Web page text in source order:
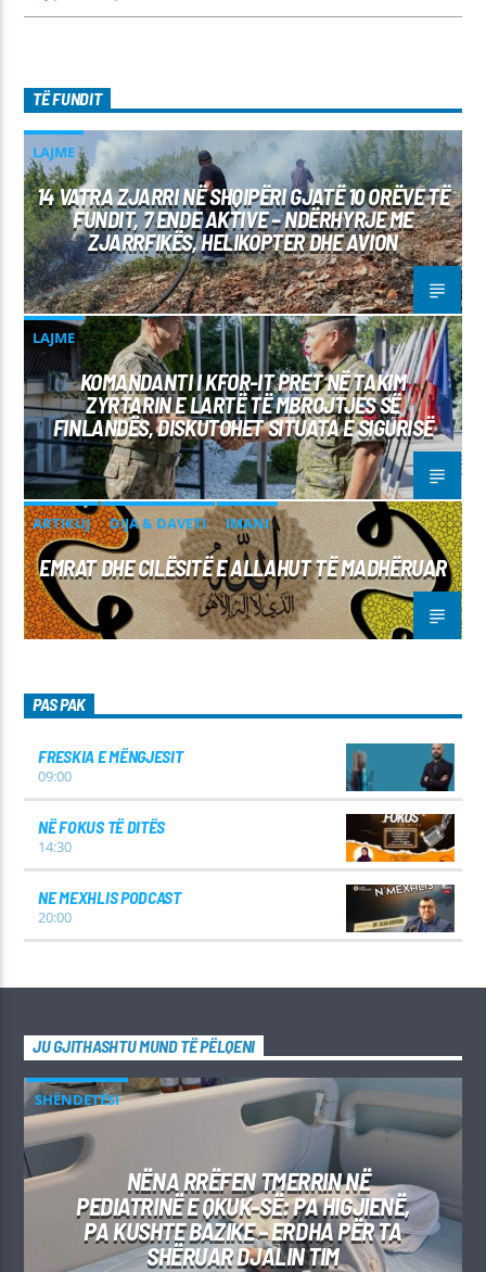
TË FUNDIT
LAJME
14 VATRA ZJARRI NË SHQIPËRI GJATË 10 ORËVE TË
FUNDIT, 7 ENDE AKTIVE – NDËRHYRJE ME
ZJARRFIKËS, HELIKOPTER DHE AVION
LAJME
KOMANDANTI I KFOR-IT PRET NË TAKIM
ZYRTARIN E LARTË TË MBROJTJES SË
FINLANDËS, DISKUTOHET SITUATA E SIGURISË
ARTIKUJ DIJA & DAVETI IMANI
EMRAT DHE CILËSITË E ALLAHUT TË MADHËRUAR
PAS PAK
FRESKIA E MËNGJESIT
09:00
NË FOKUS TË DITËS
14:30
NE MEXHLIS PODCAST
20:00
JU GJITHASHTU MUND TË PËLQENI
SHËNDETËSI
NËNA RRËFEN TMERRIN NË
PEDIATRINË E QKUK-SË: PA HIGJIENË,
PA KUSHTE BAZIKE – ERDHA PËR TA
SHËRUAR DJALIN TIM